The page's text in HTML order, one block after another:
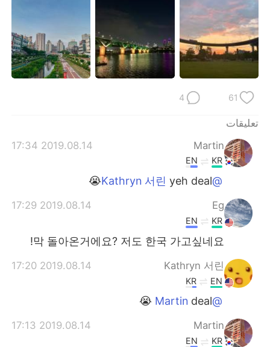
Português
61
4
تعليقات
Martin
2019.08.14 17:34
KR
EN
@Kathryn 서린
yeh deal😭
Eg
2019.08.14 17:29
KR
EN
막 돌아온거에요? 저도 한국 가고싶네요!
Kathryn 서린
2019.08.14 17:20
EN
KR
@Martin
deal 😭
Martin
2019.08.14 17:13
KR
EN